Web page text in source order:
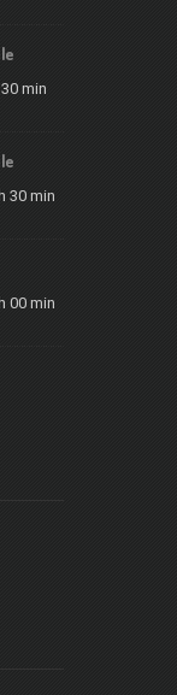
min
30 min
00 min